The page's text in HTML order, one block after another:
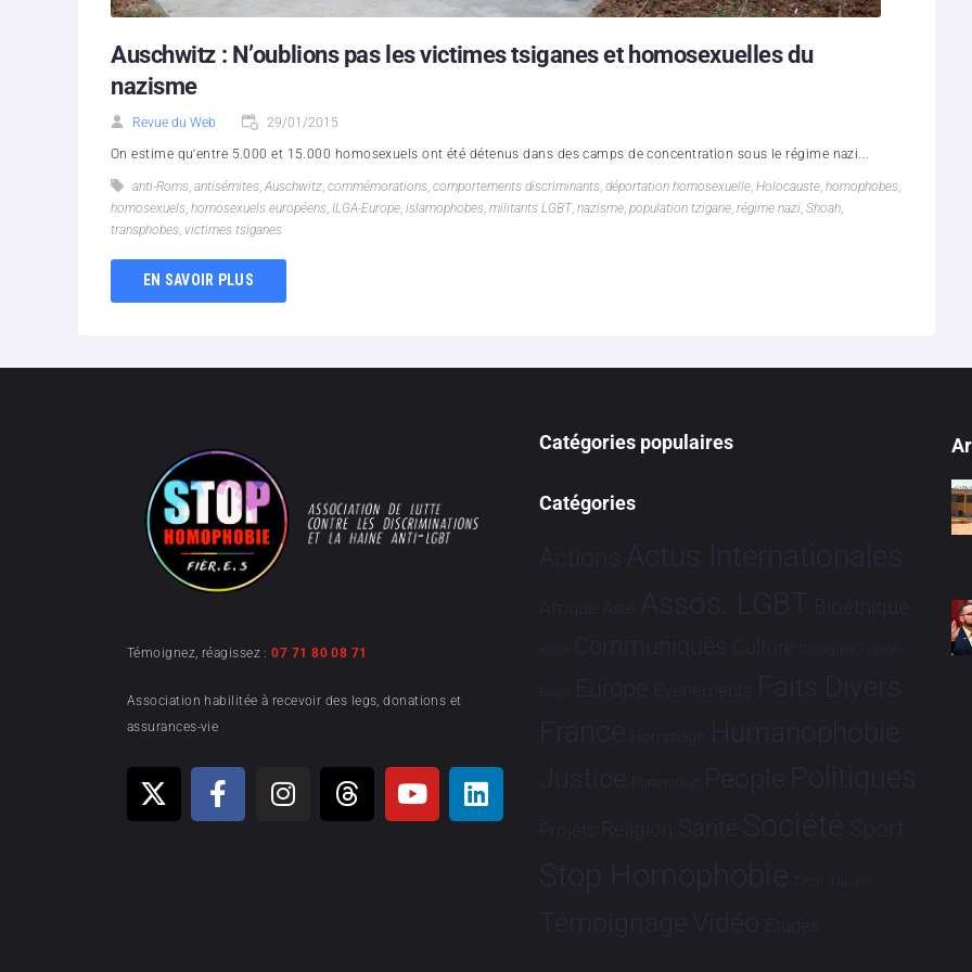
Auschwitz : N’oublions pas les victimes tsiganes et homosexuelles du
nazisme
Revue du Web 29/01/2015
On estime qu'entre 5.000 et 15.000 homosexuels ont été détenus dans des camps de concentration sous le régime nazi...
anti-Roms, antisémites, Auschwitz, commémorations, comportements discriminants, déportation homosexuelle, Holocauste, homophobes,
homosexuels, homosexuels européens, ILGA-Europe, islamophobes, militants LGBT, nazisme, population tzigane, régime nazi, Shoah,
transphobes, victimes tsiganes
EN SAVOIR PLUS
Témoignez, réagissez :07 71 80 08 71
Association habilitée à recevoir des legs, donations et
assurances-vie
Catégories populaires
Catégories
Actions Actus Internationales
Afrique Asie Assos. LGBT Bioéthique
Brève Communiqués Culture Dialogues France-
Brésil Europe Evénements Faits Divers
France Hommage Humanophobie
Justice Partenariat People Politiques
Projets Religion Santé Société Sport
Stop Homophobie Tech Tribune
Témoignage Vidéo Études